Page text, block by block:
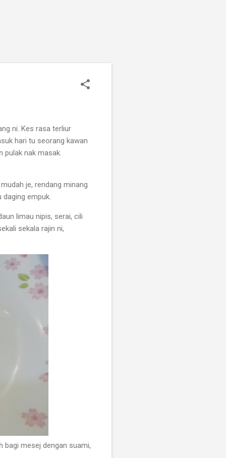
ni. Kes rasa terliur
hari tu seorang kawan
pulak nak masak.
je, rendang minang
empuk.
limau nipis, serai, cili
sekala rajin ni,
bagi mesej dengan suami,